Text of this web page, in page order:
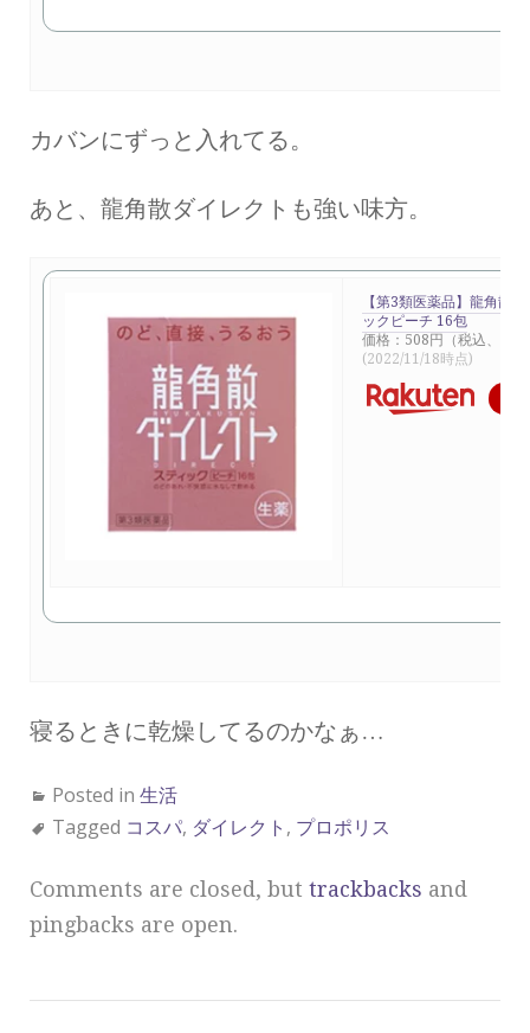
カバンにずっと入れてる。
あと、龍角散ダイレクトも強い味方。
【第3類医薬品】龍角散
ックピーチ 16包
価格：508円（税込、送
(2022/11/18時点)
寝るときに乾燥してるのかなぁ…
Posted in 生活
Tagged コスパ, ダイレクト , プロポリス
Comments are closed, but trackbacks and
pingbacks are open.